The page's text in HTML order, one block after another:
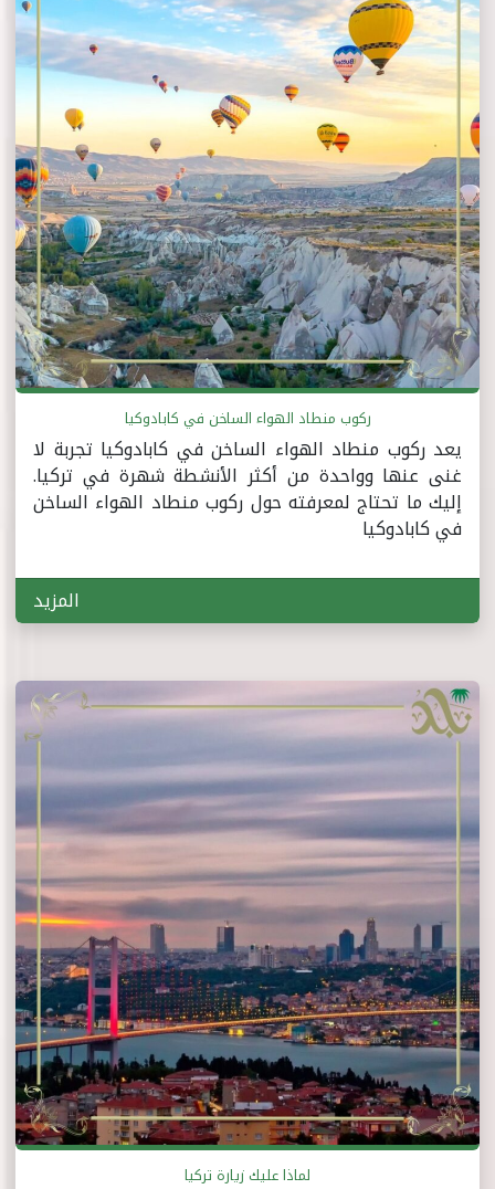
ركوب منطاد الهواء الساخن في كابادوكيا
يعد ركوب منطاد الهواء الساخن في كابادوكيا تجربة لا
غنى عنها وواحدة من أكثر الأنشطة شهرة في تركيا.
إليك ما تحتاج لمعرفته حول ركوب منطاد الهواء الساخن
في كابادوكيا
المزيد
لماذا عليك زيارة تركيا